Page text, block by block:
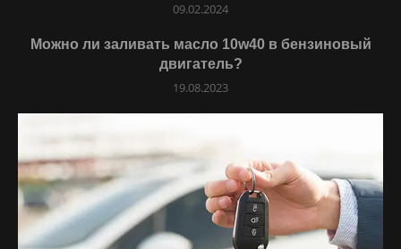
09.02.2024
Можно ли заливать масло 10w40 в бензиновый
двигатель?
19.08.2023